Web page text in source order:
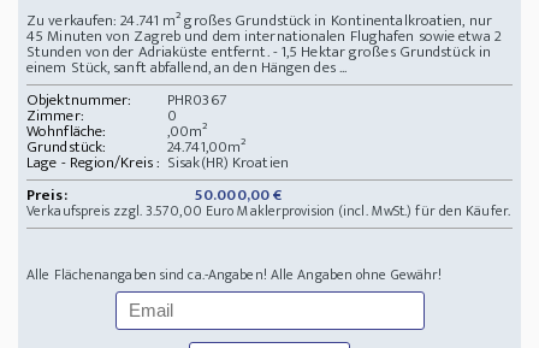
Zu verkaufen: 24.741 m² großes Grundstück in Kontinentalkroatien, nur
45 Minuten von Zagreb und dem internationalen Flughafen sowie etwa 2
Stunden von der Adriaküste entfernt. - 1,5 Hektar großes Grundstück in
einem Stück, sanft abfallend, an den Hängen des ...
Objektnummer:
PHR0367
Zimmer: 0
Wohnfläche: ,00m²
Grundstück: 24.741,00m²
Lage - Region/Kreis : Sisak(HR) Kroatien
Preis:
50.000,00 €
Verkaufspreis zzgl. 3.570,00 Euro Maklerprovision (incl. MwSt.) für den Käufer.
Alle Flächenangaben sind ca.-Angaben! Alle Angaben ohne Gewähr!